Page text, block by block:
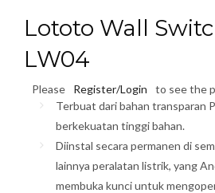
Lototo Wall
LW04
Please Register/Login
to see the
Terbuat dari bahan transparan
berkekuatan tinggi bahan.
Diinstal secara permanen di
lainnya peralatan listrik, yang
membuka kunci untuk